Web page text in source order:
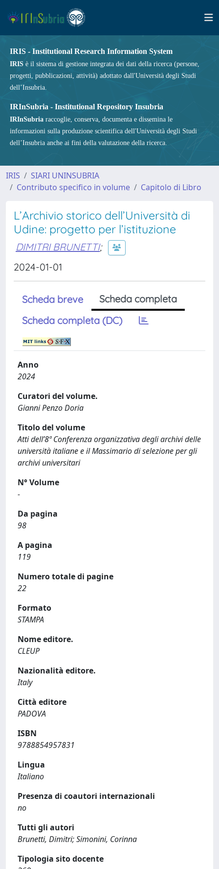
IRIS - Institutional Research Information System
IRIS è il sistema di gestione integrata dei dati della ricerca (persone,
progetti, pubblicazioni, attività) adottato dall'Università degli Studi
dell’Insubria.
IRInSubria - Institutional Repository Insubria
IRInSubria raccoglie, conserva, documenta e dissemina le
informazioni sulla produzione scientifica dell'Università degli Studi
dell’Insubria anche ai fini della valutazione della ricerca.
IRIS
SIARI UNINSUBRIA
Contributo specifico in volume
Capitolo di Libro
L’Archivio storico dell’Università di
Udine: progetto per l’istituzione
DIMITRI BRUNETTI;
2024-01-01
Scheda breve
Scheda completa
Scheda completa (DC)
Anno
2024
Curatori del volume.
Gianni Penzo Doria
Titolo del volume
Atti dell’8ª Conferenza organizzativa degli archivi delle
università italiane e il Massimario di selezione per gli
archivi universitari
N° Volume
-
Da pagina
98
A pagina
119
Numero totale di pagine
22
Formato
STAMPA
Nome editore.
CLEUP
Nazionalità editore.
Italy
Città editore
PADOVA
ISBN
9788854957831
Lingua
Italiano
Presenza di coautori internazionali
no
Tutti gli autori
Brunetti, Dimitri; Simonini, Corinna
Tipologia sito docente